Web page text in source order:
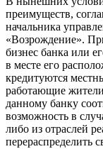
преимуществ,
начальника
«Возрождение».
бизнес банка или
в месте его
кредитуются
работающие
данному банку
возможность в
либо из отраслей
перераспределить